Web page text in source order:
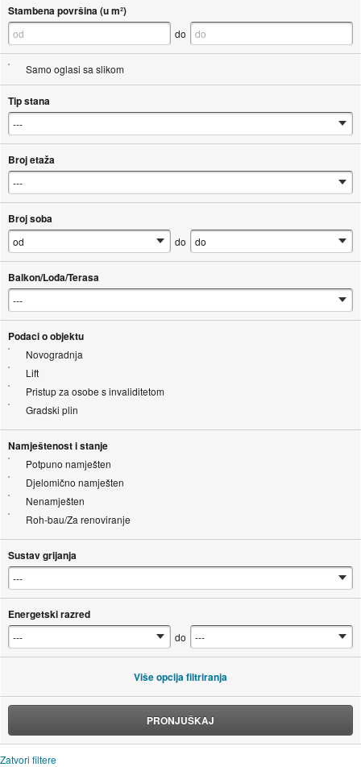
Stambena površina (u m²)
do
Samo oglasi sa slikom
Tip stana
Broj etaža
Broj soba
do
Balkon/Lođa/Terasa
Podaci o objektu
Novogradnja
Lift
Pristup za osobe s invaliditetom
Gradski plin
Namještenost i stanje
Potpuno namješten
Djelomično namješten
Nenamješten
Roh-bau/Za renoviranje
Sustav grijanja
Energetski razred
do
Više opcija filtriranja
PRONJUŠKAJ
Zatvori filtere